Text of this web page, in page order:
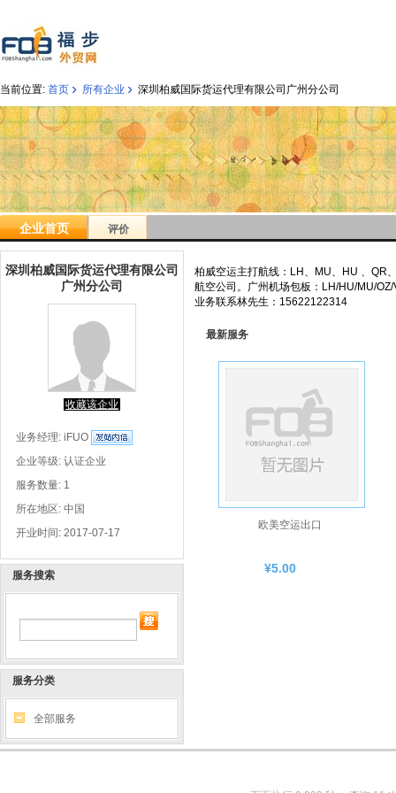
当前位置: 首页 › 所有企业 › 深圳柏威国际货运代理有限公司广州分公司
企业首页 评价
深圳柏威国际货运代理有限公司
广州分公司
收藏该企业
业务经理: iFUO
企业等级: 认证企业
服务数量: 1
所在地区: 中国
开业时间: 2017-07-17
服务搜索
服务分类
全部服务
柏威空运主打航线：LH、MU、HU 、QR
航空公司。广州机场包板：LH/HU/MU/
业务联系林先生：15622122314
最新服务
欧美空运出口
¥5.00